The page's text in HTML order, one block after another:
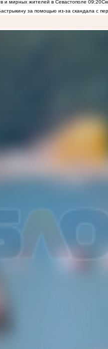
и мирных жителей в Севастополе 09:20
за помощью из-за скандала с